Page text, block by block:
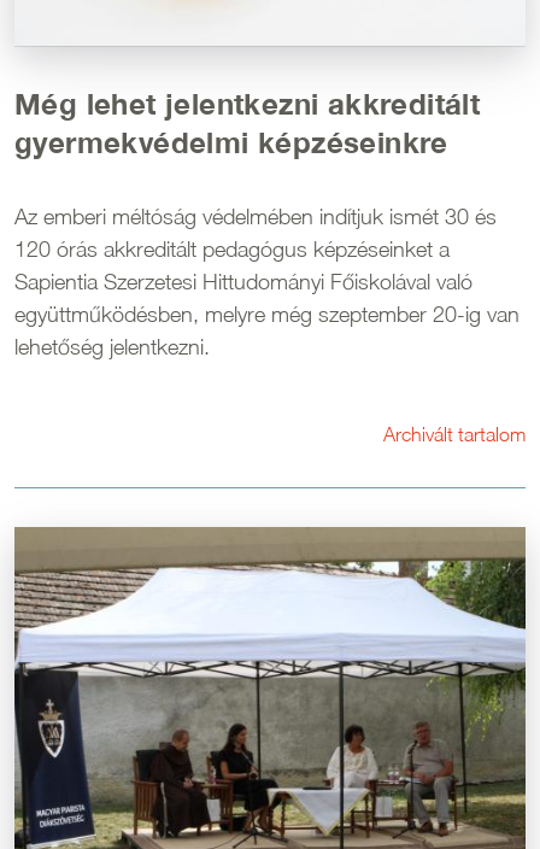
Még lehet jelentkezni akkreditált
gyermekvédelmi képzéseinkre
Az emberi méltóság védelmében indítjuk ismét 30 és
120 órás akkreditált pedagógus képzéseinket a
Sapientia Szerzetesi Hittudományi Főiskolával való
együttműködésben, melyre még szeptember 20-ig van
lehetőség jelentkezni.
Archivált tartalom